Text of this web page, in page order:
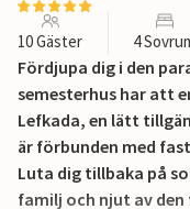
10 Gäster 4
Fördjupa dig i den
semesterhus har att
Lefkada, en lätt
är förbunden med
Luta dig tillbaka på
familj och njut av